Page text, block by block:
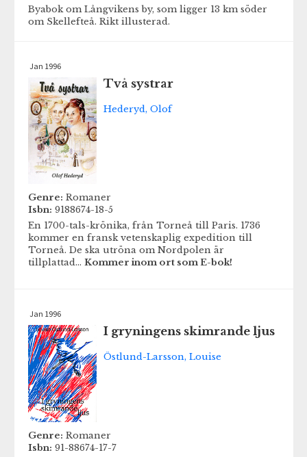
Byabok om Långvikens by, som ligger 13 km söder
om Skellefteå. Rikt illusterad.
Jan 1996
Två systrar
Hederyd, Olof
Genre: Romaner
Isbn: 9188674-18-5
En 1700-tals-krönika, från Torneå till Paris. 1736
kommer en fransk vetenskaplig expedition till
Torneå. De ska utröna om Nordpolen är
tillplattad... Kommer inom ort som E-bok!
Jan 1996
I gryningens skimrande ljus
Östlund-Larsson, Louise
Genre: Romaner
Isbn: 91-88674-17-7